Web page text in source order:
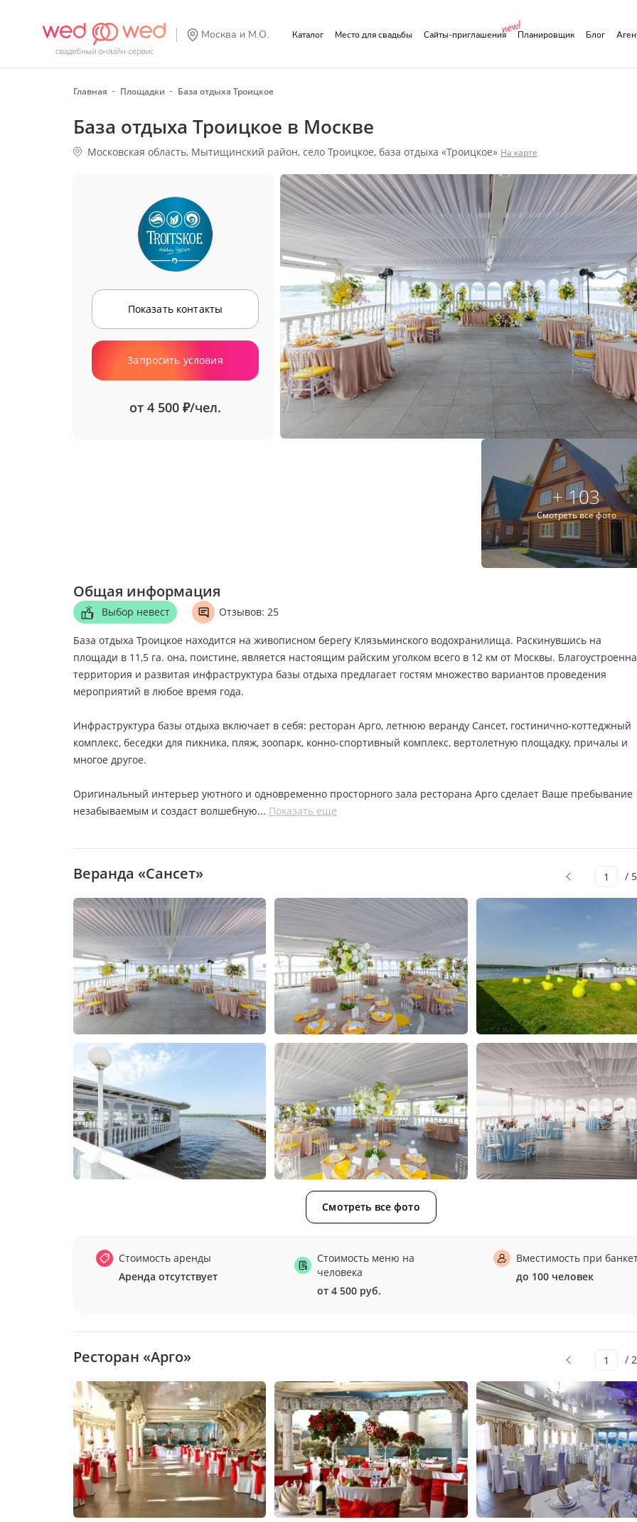
Москва и М.О. Каталог Место для свадьбы Сайты-приглашения Планировщик Блог
Главная Площадки База отдыха Троицкое
База отдыха Троицкое в Москве
Московская область, Мытищинский район, село Троицкое, база отдыха «Троицкое» На карте
Показать контакты
Запросить условия
от 4 500 ₽/чел.
+ 103
Смотреть все фото
Общая информация
Выбор невест Отзывов: 25
База отдыха Троицкое находится на живописном берегу Клязьминского водохранилища. Раскинувшись на
площади в 11,5 га. она, поистине, является настоящим райским уголком всего в 12 км от Москвы.
территория и развитая инфраструктура базы отдыха предлагает гостям множество вариантов проведения
мероприятий в любое время года.
Инфраструктура базы отдыха включает в себя: ресторан Арго, летнюю веранду Сансет, гостинично-коттеджный
комплекс, беседки для пикника, пляж, зоопарк, конно-спортивный комплекс, вертолетную площадку, причалы и
многое другое.
Оригинальный интерьер уютного и одновременно просторного зала ресторана Арго сделает Ваше пребывание
незабываемым и создаст волшебную
Показать еще
Веранда «Сансет» 1 / 5
Смотреть все фото
Стоимость аренды
Аренда отсутствует
Стоимость меню на
человека
от 4 500 руб.
Вместимость при
до 100 человек
Ресторан «Арго» 1 / 2